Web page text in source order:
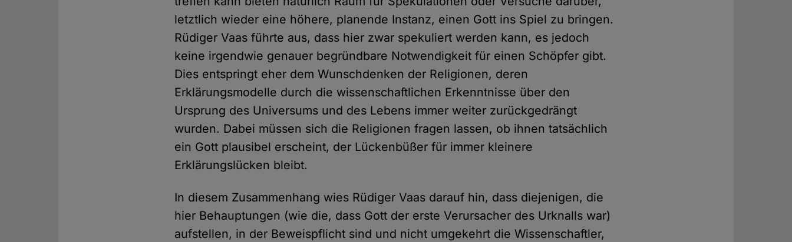
letztlich wieder eine höhere, planende Instanz, einen Gott ins Spiel zu bringen.
Rüdiger Vaas führte aus, dass hier zwar spekuliert werden kann, es jedoch
keine irgendwie genauer begründbare Notwendigkeit für einen Schöpfer gibt.
Dies entspringt eher dem Wunschdenken der Religionen, deren
Erklärungsmodelle durch die wissenschaftlichen Erkenntnisse über den
Ursprung des Universums und des Lebens immer weiter zurückgedrängt
wurden. Dabei müssen sich die Religionen fragen lassen, ob ihnen tatsächlich
ein Gott plausibel erscheint, der Lückenbüßer für immer kleinere
Erklärungslücken bleibt.
In diesem Zusammenhang wies Rüdiger Vaas darauf hin, dass diejenigen, die
hier Behauptungen (wie die, dass Gott der erste Verursacher des Urknalls war)
aufstellen, in der Beweispflicht sind und nicht umgekehrt die Wissenschaftler,